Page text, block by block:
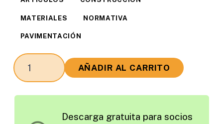
MATERIALES NORMATIVA
PAVIMENTACIÓN
Recomendaciones
de
Construcción
AÑADIR AL CARRITO
Descarga gratuita para socios